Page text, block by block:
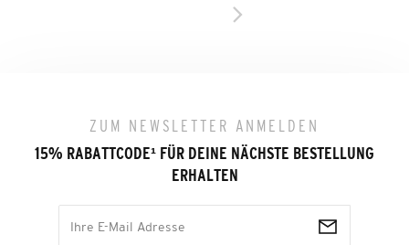
ZUM NEWSLETTER ANMELDEN
15% RABATTCODE¹ FÜR DEINE NÄCHSTE BESTELLUNG
ERHALTEN